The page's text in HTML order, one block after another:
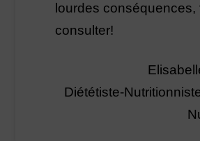
lourdes
consulter!
Diététiste-